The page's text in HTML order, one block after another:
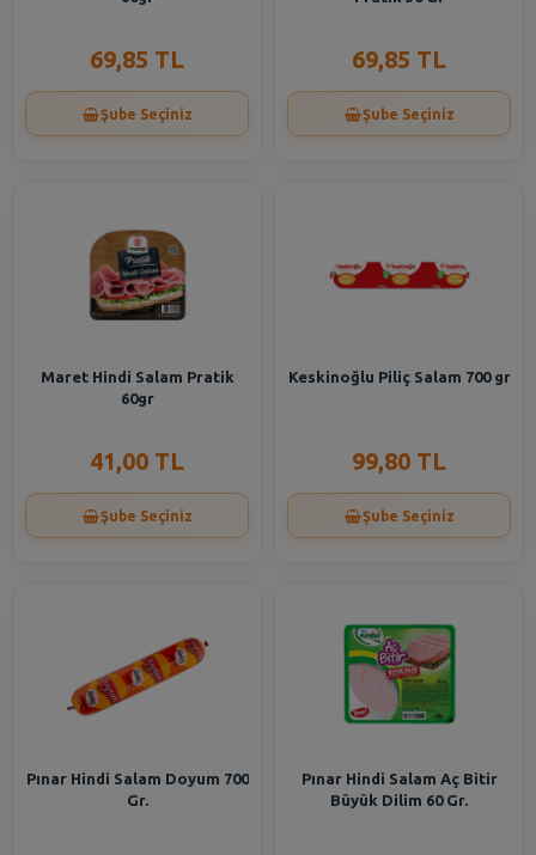
69,85 TL
Şube Seçiniz
69,85 TL
Şube Seçiniz
Maret Hindi Salam Pratik
60gr
41,00 TL
Şube Seçiniz
Keskinoğlu Piliç Salam 700 gr
99,80 TL
Şube Seçiniz
Pınar Hindi Salam Doyum 700
Gr.
Pınar Hindi Salam Aç Bitir
Büyük Dilim 60 Gr.